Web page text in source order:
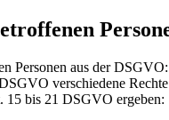
Personen aus der
verschiedene
15 bis 21 DSGVO ergeben: